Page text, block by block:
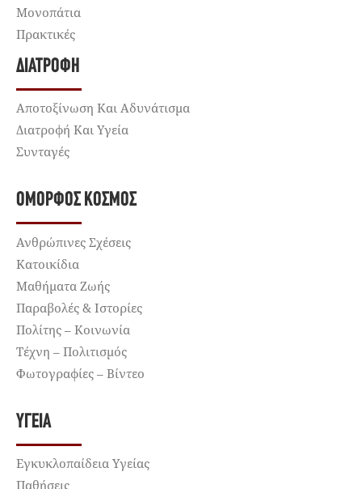
Μονοπάτια
Πρακτικές
ΔΙΑΤΡΟΦΉ
Αποτοξίνωση Και Αδυνάτισμα
Διατροφή Και Υγεία
Συνταγές
ΌΜΟΡΦΟΣ ΚΌΣΜΟΣ
Ανθρώπινες Σχέσεις
Κατοικίδια
Μαθήματα Ζωής
Παραβολές & Ιστορίες
Πολίτης – Κοινωνία
Τέχνη – Πολιτισμός
Φωτογραφίες – Βίντεο
ΥΓΕΊΑ
Εγκυκλοπαίδεια Υγείας
Παθήσεις